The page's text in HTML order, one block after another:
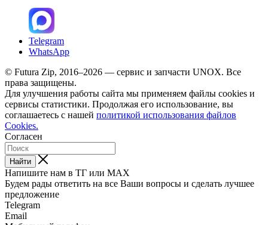
Telegram
WhatsApp
© Futura Zip, 2016–2026 — сервис и запчасти UNOX. Все
права защищены.
Для улучшения работы сайта мы применяем файлы cookies и
сервисы статистики. Продолжая его использование, вы
соглашаетесь с нашей политикой использования файлов
Cookies.
Согласен
Найти
Напишите нам в ТГ или MAX
Будем рады ответить на все Ваши вопросы и сделать лучшее
предложение
Telegram
Email